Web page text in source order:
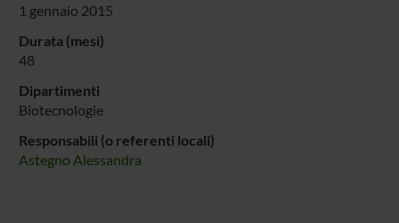
1 gennaio 2015
Durata (mesi)
48
Dipartimenti
Biotecnologie
Responsabili (o referenti locali)
Astegno Alessandra